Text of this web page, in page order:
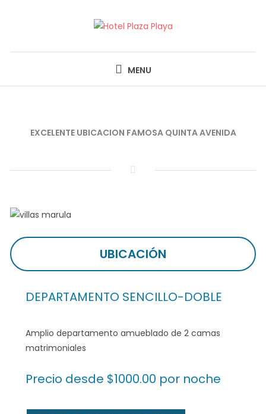
HOTEL PLAZA PLAYA
MENU
EXCELENTE UBICACION FAMOSA QUINTA AVENIDA
UBICACIÓN
DEPARTAMENTO SENCILLO-DOBLE
Amplio departamento amueblado de 2 camas
matrimoniales
Precio desde $1000.00 por noche